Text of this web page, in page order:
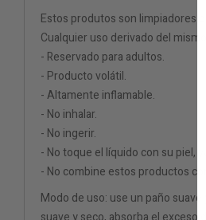
Estos produtos son limpiadores
Cualquier uso derivado del
- Reservado para adultos.
- Producto volátil.
- Altamente inflamable.
- No inhalar.
- No ingerir.
- No toque el líquido con su piel,
- No combine estos productos
Modo de uso: use un paño